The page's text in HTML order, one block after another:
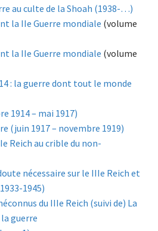
au culte de la Shoah (1938-…)
la IIe Guerre mondiale (volume
la IIe Guerre mondiale (volume
14 : la guerre dont tout le monde
1914 – mai 1917)
(juin 1917 – novembre 1919)
Reich au crible du non-
nécessaire sur le IIIe Reich et
1945)
du IIIe Reich (suivi de) La
guerre